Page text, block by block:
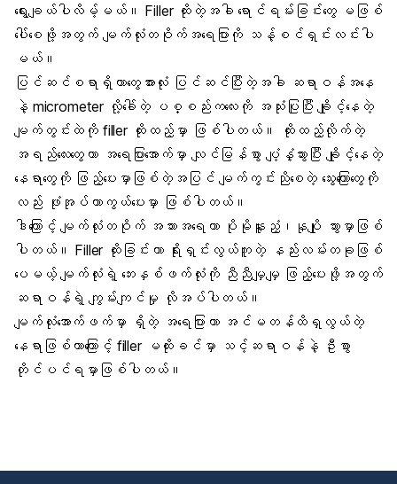
ရွေးချယ်ပါလိမ့်မယ်။ Filler ထိုးတဲ့အခါ ရောင်ရမ်းခြင်းတွေ မဖြစ်
ပေါ်စေဖို့အတွက် မျက်လုံးတဝိုက်အရေပြားကို သန့်စင်ရှင်းလင်းပါ
မယ်။
ပြင်ဆင်စရာရှိတာတွေအားလုံး ပြင်ဆင်ပြီးတဲ့အခါ ဆရာဝန်အနေ
နဲ့ micrometer လို့ခေါ်တဲ့ ပစ္စည်းကလေးကို အသုံးပြုပြီး ချိုင့်နေတဲ့
မျက်တွင်းထဲကို filler ထိုးထည့်မှာ ဖြစ်ပါတယ်။ ထိုးထည့်လိုက်တဲ့
အရည်လေးတွေဟာ အရေပြားအောက်မှာ လျင်မြန်စွာ ပျံ့နှံ့သွားပြီး ချိုင့်နေတဲ့
နေရာတွေကို ဖြည့်ပေးမှာဖြစ်တဲ့အပြင်မျက်ကွင်းညိုစေတဲ့ သွေးကြောတွေကို
လည်း ဖုံးအုပ်ကာကွယ်ပေးမှာ ဖြစ်ပါတယ်။
ဒါကြောင့် မျက်လုံးတဝိုက် အသားအရေဟာ ပိုမိုနူးညံ့၊နုပျို သွားမှာဖြစ်
ပါတယ်။ Filler ထိုးခြင်းဟာ ရိုးရှင်းလွယ်ကူတဲ့ နည်းလမ်းတခုဖြစ်
ပေမယ့် မျက်လုံးရဲ့ ဘေးနှစ်ဖက်လုံးကို ညီညီမျှမျှ ဖြည့်ပေးဖို့အတွက်
ဆရာဝန်ရဲ့ ကျွမ်းကျင်မှု လိုအပ်ပါတယ်။
မျက်လုံးအောက်ဖက်မှာ ရှိတဲ့ အရေပြားဟာ အင်မတန်ထိရှလွယ်တဲ့
နေရာဖြစ်တာကြောင့် filler မထိုးခင်မှာ သင့်ဆရာဝန်နဲ့ ဦးစွာ
တိုင်ပင်ရမှာဖြစ်ပါတယ်။